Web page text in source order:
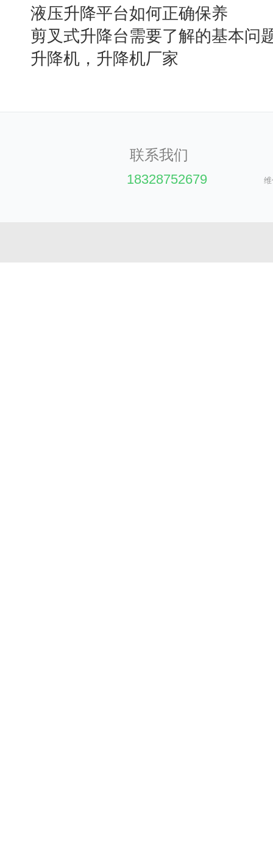
二、移动式升降机的液压系统需满足的动作要求：
要保证工作臂变幅起落时工作平台的水平。
要保证工作臂的起落与伸缩可以各自单独动作，也能够相互配
要保证工作臂的动作与回转平台的回转动作既可以单独进行，
液压升降平台如何正确保养
剪叉式升降台需要了解的基本问
升降机，升降机厂家
联系我们
‭18328752679‬